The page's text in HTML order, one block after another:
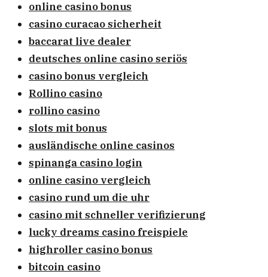
online casino bonus
casino curacao sicherheit
baccarat live dealer
deutsches online casino seriös
casino bonus vergleich
Rollino casino
rollino casino
slots mit bonus
ausländische online casinos
spinanga casino login
online casino vergleich
casino rund um die uhr
casino mit schneller verifizierung
lucky dreams casino freispiele
highroller casino bonus
bitcoin casino